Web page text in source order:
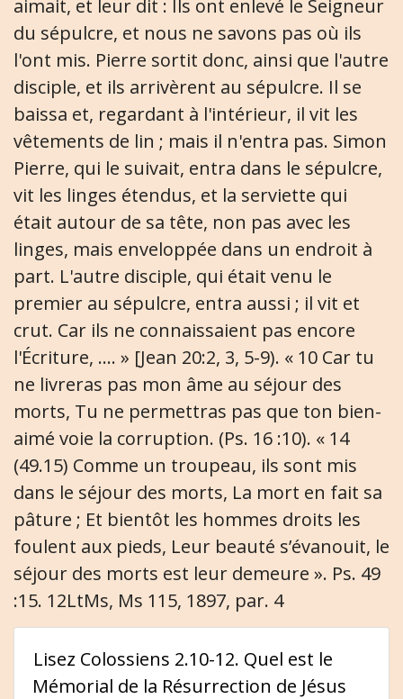
aimait, et leur dit : Ils ont enlevé le Seigneur
du sépulcre, et nous ne savons pas où ils
l'ont mis. Pierre sortit donc, ainsi que l'autre
disciple, et ils arrivèrent au sépulcre. Il se
baissa et, regardant à l'intérieur, il vit les
vêtements de lin ; mais il n'entra pas. Simon
Pierre, qui le suivait, entra dans le sépulcre,
vit les linges étendus, et la serviette qui
était autour de sa tête, non pas avec les
linges, mais enveloppée dans un endroit à
part. L'autre disciple, qui était venu le
premier au sépulcre, entra aussi ; il vit et
crut. Car ils ne connaissaient pas encore
l'Écriture, .... » [Jean 20:2, 3, 5-9). « 10 Car tu
ne livreras pas mon âme au séjour des
morts, Tu ne permettras pas que ton bien-
aimé voie la corruption. (Ps. 16 :10). « 14
(49.15) Comme un troupeau, ils sont mis
dans le séjour des morts, La mort en fait sa
pâture ; Et bientôt les hommes droits les
foulent aux pieds, Leur beauté s’évanouit, le
séjour des morts est leur demeure ». Ps. 49
:15. 12LtMs, Ms 115, 1897, par. 4
Lisez Colossiens 2.10-12. Quel est le
Mémorial de la Résurrection de Jésus